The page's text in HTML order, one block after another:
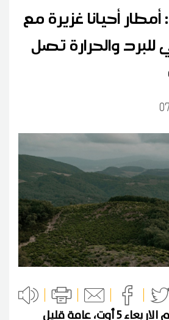
أحيانا غزيرة مع
والحرارة تصل
يكون طقس اليوم الاربعاء 5 أوت، عامة قليل